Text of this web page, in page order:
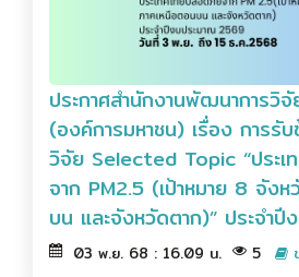
ประกาศสำนักงานพัฒนาการวิจั
(องค์การมหาชน) เรื่อง การรับ
วิจัย Selected Topic “ประเ
จาก PM2.5 (เป้าหมาย 8 จังห
บน และจังหวัดตาก)” ประจำ
03 พ.ย. 68 : 16.09 น. 5